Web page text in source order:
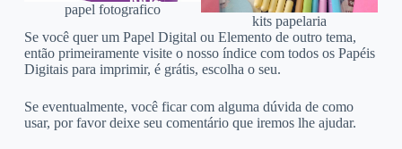
papel fotografico
kits papelaria
Se você quer um Papel Digital ou Elemento de outro tema,
então primeiramente visite o nosso índice com todos os Papéis
Digitais para imprimir, é grátis, escolha o seu.
Se eventualmente, você ficar com alguma dúvida de como
usar, por favor deixe seu comentário que iremos lhe ajudar.